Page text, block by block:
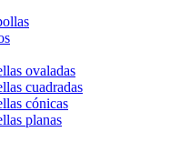
ovaladas
cuadradas
cónicas
planas